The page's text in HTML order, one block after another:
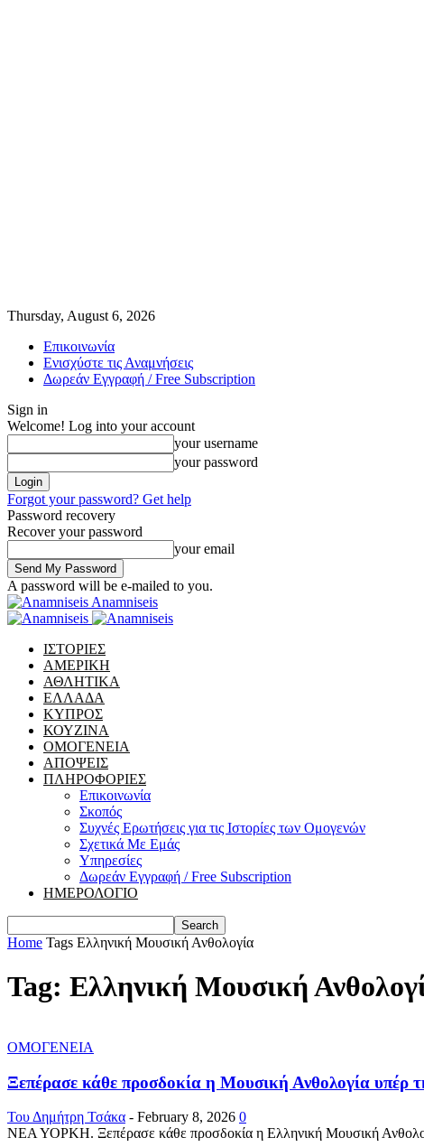
Thursday, August 6, 2026
Επικοινωνία
Ενισχύστε τις Αναμνήσεις
Δωρεάν Εγγραφή / Free Subscription
Sign in
Welcome! Log into your account
your username
your password
Forgot your password? Get help
Password recovery
Recover your password
your email
A password will be e-mailed to you.
Anamniseis
ΙΣΤΟΡΙΕΣ
ΑΜΕΡΙΚΗ
ΑΘΛΗΤΙΚΑ
ΕΛΛΑΔΑ
ΚΥΠΡΟΣ
ΚΟΥΖΙΝΑ
ΟΜΟΓΕΝΕΙΑ
ΑΠΟΨΕΙΣ
ΠΛΗΡΟΦΟΡΙΕΣ
Επικοινωνία
Σκοπός
Συχνές Ερωτήσεις για τις Ιστορίες των Ομογενών
Σχετικά Με Εμάς
Υπηρεσίες
Δωρεάν Εγγραφή / Free Subscription
ΗΜΕΡΟΛΟΓΙΟ
Home Tags Ελληνική Μουσική Ανθολογία
Tag: Ελληνική Μουσική
ΟΜΟΓΕΝΕΙΑ
Ξεπέρασε κάθε προσδοκία η Μουσική Ανθολογία υπέρ
Του Δημήτρη Τσάκα - February 8, 2026 0
ΝΕΑ ΥΟΡΚΗ. Ξεπέρασε κάθε προσδοκία η Ελληνική Μουσική